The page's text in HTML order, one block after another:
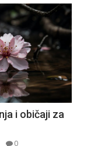
i običaji za
0